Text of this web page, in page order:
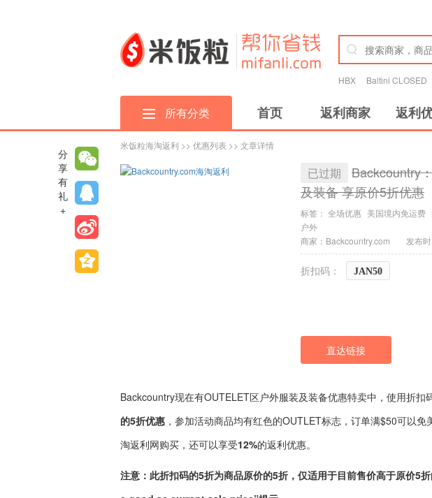
HBX Baltini CLOSED
所有分类 首页 返利商家 返利
米饭粒海淘返利 >> 优惠列表 >> 文章详情
已过期
Backcountry
及装备 享原价5折优惠
标签： 全场优惠 美国境内免运费
户外
商家：Backcountry.com
发布
折扣码： JAN50
直达链接
Backcountry现在有OUTELET区户外服装及装备优惠特卖中，使用折扣
的5折优惠 ，参加活动商品均有红色的OUTLET标志，订单满$50可以
淘返利网购买，还可以享受12%的返利优惠。
注意：此折扣码的5折为商品原价的5折，仅适用于目前售价高于原价
分
享
有
礼
+